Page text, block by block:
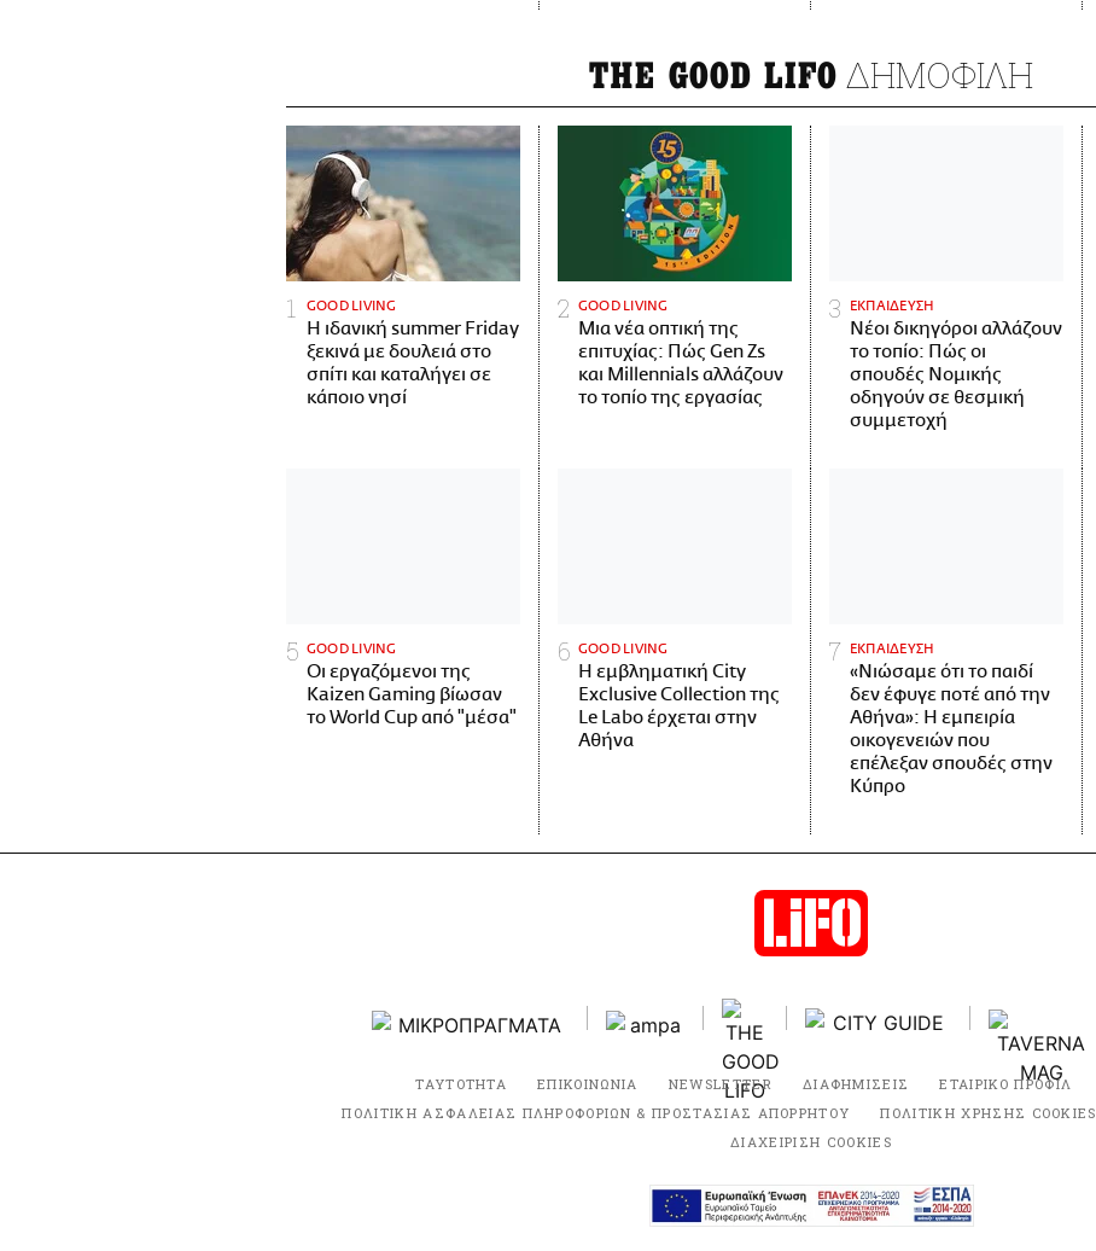
THE GOOD LIFO ΔΗΜΟΦΙΛΗ
GOOD LIVING
Η ιδανική summer Friday
ξεκινά με δουλειά στο
σπίτι και καταλήγει σε
κάποιο νησί
GOOD LIVING
Μια νέα οπτική της
επιτυχίας: Πώς Gen Zs
και Millennials αλλάζουν
το τοπίο της εργασίας
ΕΚΠΑΙΔΕΥΣΗ
Νέοι δικηγόροι αλλάζουν
το τοπίο: Πώς οι
σπουδές Νομικής
οδηγούν σε θεσμική
συμμετοχή
GOOD LIVING
Οι εργαζόμενοι της
Kaizen Gaming βίωσαν
το World Cup από "μέσα"
GOOD LIVING
Η εμβληματική City
Exclusive Collection της
Le Labo έρχεται στην
Αθήνα
ΕΚΠΑΙΔΕΥΣΗ
«Νιώσαμε ότι το παιδί
δεν έφυγε ποτέ από την
Αθήνα»: Η εμπειρία
οικογενειών που
επέλεξαν σπουδές στην
Κύπρο
ΤΑΥΤΟΤΗΤΑ ΕΠΙΚΟΙΝΩΝΙΑ NEWSLETTER ΔΙΑΦΗΜΙΣΕΙΣ ΕΤΑΙΡΙΚΟ ΠΡΟΦΙΛ
ΠΟΛΙΤΙΚΗ ΑΣΦΑΛΕΙΑΣ ΠΛΗΡΟΦΟΡΙΩΝ & ΠΡΟΣΤΑΣΙΑΣ ΑΠΟΡΡΗΤΟΥ
ΠΟΛΙΤΙΚΗ ΧΡΗΣΗΣ COOKIES
ΔΙΑΧΕΙΡΙΣΗ COOKIES